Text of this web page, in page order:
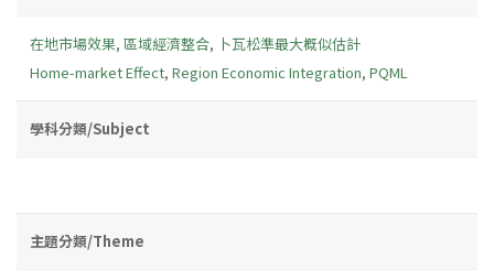
在地市場效果, 區域經濟整合, 卜瓦松準最大概似估計
Home-market Effect, Region Economic Integration, PQML
學科分類/Subject
主題分類/Theme